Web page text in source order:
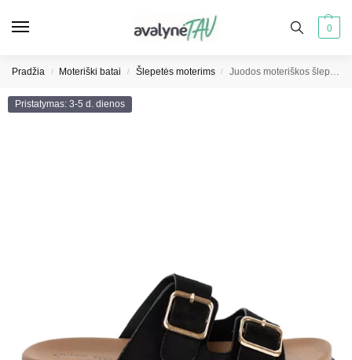
0
Pradžia / Moteriški batai / Šlepetės moterims / Juodos moteriškos šlepetės su auksinėmis sagtimis
Pristatymas: 3-5 d. dienos